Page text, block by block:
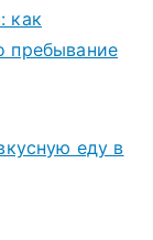
как
пребывание
еду в